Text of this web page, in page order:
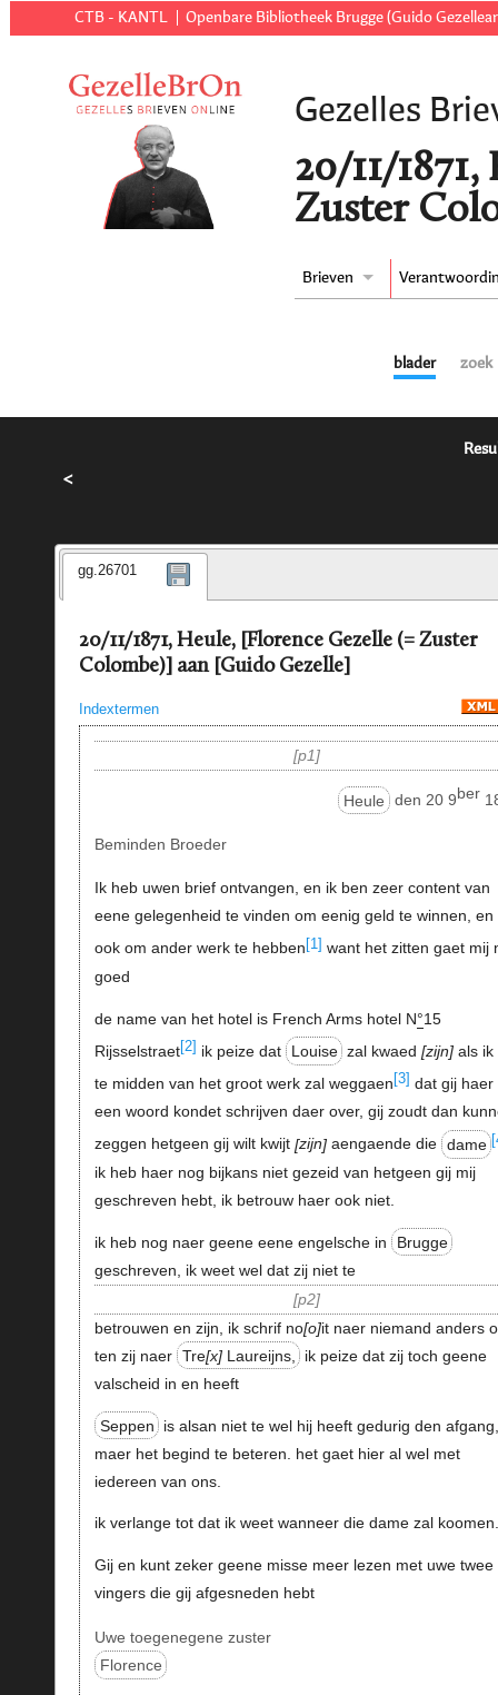
CTB - KANTL Openbare Bibliotheek Brugge (Guido
Gezelles
20/11/
Zuster
Brieven
blader zoek
<
gg.26701
20/11/1871, Heule, [Florence Gezelle (= Zuster
Colombe)] aan [Guido Gezelle]
Indextermen
p1
Heule den 20 9ber
Beminden Broeder
Ik heb uwen brief ontvangen, en ik ben zeer content van
eene gelegenheid te vinden om eenig geld te winnen, en
ook om ander werk te hebben [1] want het zitten gaet mij
goed
de name van het hotel is French Arms hotel N°15
Rijsselstraet[2] ik peize dat Louise zal kwaed zijn als ik
te midden van het groot werk zal weggaen [3] dat gij haer
een woord kondet schrijven daer over, gij zoudt dan
zeggen hetgeen gij wilt kwijt zijn aengaende die dame
ik heb haer nog bijkans niet gezeid van hetgeen gij mij
geschreven hebt, ik betrouw haer ook niet.
ik heb nog naer geene eene engelsche in
Brugge
geschreven, ik weet wel dat zij niet te
p2
betrouwen en zijn, ik schrif no o it naer niemand anders
ten zij naer Tre x Laureijns,
ik peize dat zij toch geene
valscheid in en heeft
Seppen
is alsan niet te wel hij heeft gedurig den
maer het begind te beteren. het gaet hier al wel met
iedereen van ons.
ik verlange tot dat ik weet wanneer die dame zal koomen.
Gij en kunt zeker geene misse meer lezen met uwe twee
vingers die gij afgesneden hebt
Uwe toegenegene zuster
Florence